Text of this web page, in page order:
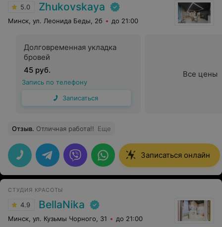
5.0 Zhukovskaya
Минск, ул. Леонида Беды, 2б до 21:00
Долговременная укладка
бровей
45 руб.
Запись по телефону
Записаться
Все цены
Отзыв. Отличная работа!! Еще
Записаться онлайн
СТУДИЯ КРАСОТЫ
4.9 BellaNika
Минск, ул. Кузьмы Чорного, 31 до 21:00